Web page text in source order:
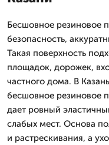
Бесшовное резиновое
безопасность,
Такая поверхность
площадок, дорожек,
частного дома. В
бесшовное резиновое
дает ровный
слабых мест. Основа
и растрескивания, а